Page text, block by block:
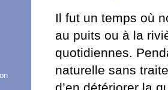
Il fut un temps où
au puits ou à la
quotidiennes.
naturelle sans